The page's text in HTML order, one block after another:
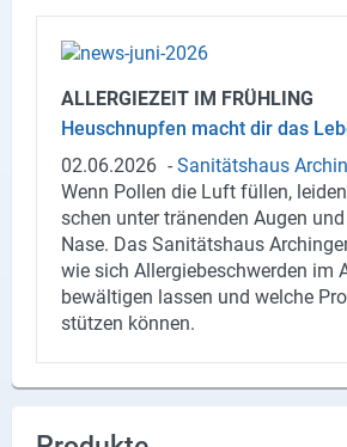
ALL­ER­GIE­ZEIT IM FRÜH­LING
Heu­schnup­fen macht dir das
02.06.2026 - Sa­ni­täts­haus
Wenn Pol­len die Luft fül­len,
schen unter trä­nen­den Augen
Nase. Das Sa­ni­täts­haus
wie sich All­er­gie­be­schwer­den im
be­wäl­ti­gen las­sen und wel­che
stüt­zen kön­nen.